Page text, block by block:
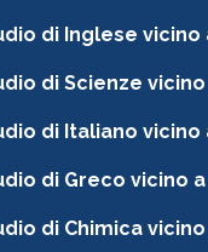
di Inglese vicino
di Scienze
di Italiano vicino
di Greco vicino
di Chimica